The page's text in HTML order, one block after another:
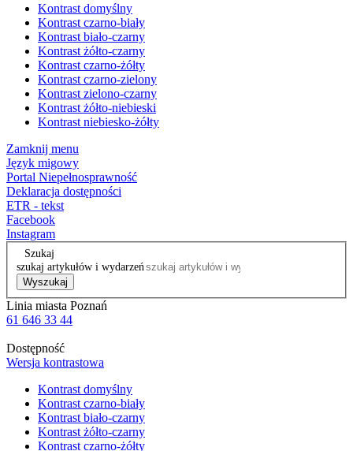
Kontrast domyślny
Kontrast czarno-biały
Kontrast biało-czarny
Kontrast żółto-czarny
Kontrast czarno-żółty
Kontrast czarno-zielony
Kontrast zielono-czarny
Kontrast żółto-niebieski
Kontrast niebiesko-żółty
Zamknij menu
Język migowy
Portal Niepełnosprawność
Deklaracja dostępności
ETR - tekst
Facebook
Instagram
Szukaj
szukaj artykułów i wydarzeń
Wyszukaj
Linia miasta Poznań
61 646 33 44
Dostępność
Wersja kontrastowa
Kontrast domyślny
Kontrast czarno-biały
Kontrast biało-czarny
Kontrast żółto-czarny
Kontrast czarno-żółty